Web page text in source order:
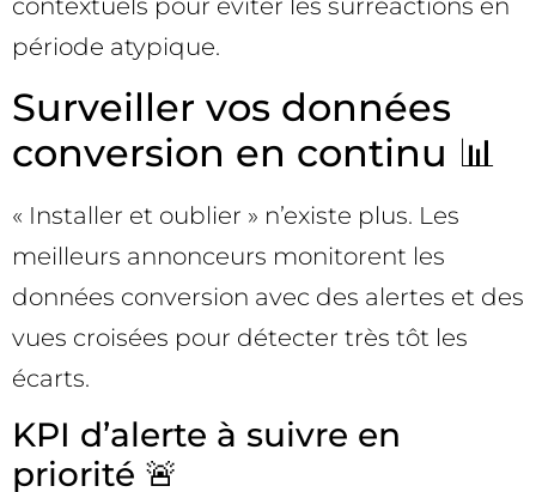
contextuels pour éviter les surréactions en
période atypique.
Surveiller vos données
conversion en continu 📊
« Installer et oublier » n’existe plus. Les
meilleurs annonceurs monitorent les
données conversion avec des alertes et des
vues croisées pour détecter très tôt les
écarts.
KPI d’alerte à suivre en
priorité 🚨